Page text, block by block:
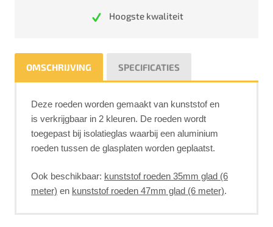
Hoogste kwaliteit
OMSCHRIJVING SPECIFICATIES
Deze roeden worden gemaakt van kunststof en
is verkrijgbaar in 2 kleuren. De roeden wordt
toegepast bij isolatieglas waarbij een aluminium
roeden tussen de glasplaten worden geplaatst.
Ook beschikbaar: kunststof roeden 35mm glad (6
meter) en kunststof roeden 47mm glad (6 meter).